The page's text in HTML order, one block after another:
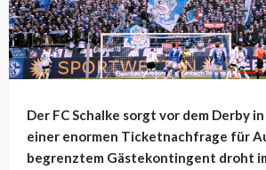
Der FC Schalke sorgt vor dem Derby
einer enormen Ticketnachfrage für
begrenztem Gästekontingent droht